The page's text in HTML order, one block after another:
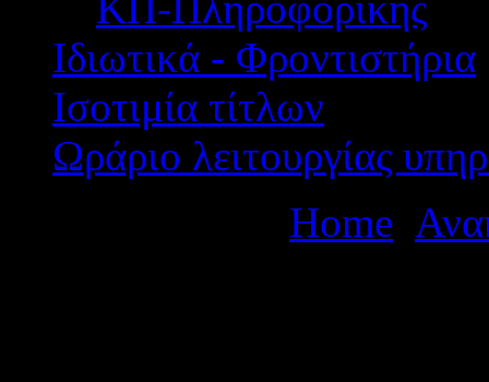
Ιδιωτικά - Φροντιστήρια
Ισοτιμία τίτλων
Ωράριο λειτουργίας
Home